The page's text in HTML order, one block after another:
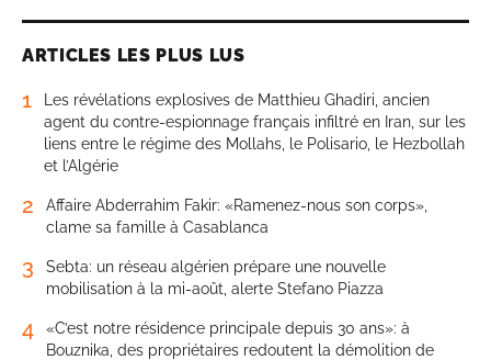
ARTICLES LES PLUS LUS
1
Les révélations explosives de Matthieu Ghadiri, ancien
agent du contre-espionnage français infiltré en Iran, sur les
liens entre le régime des Mollahs, le Polisario, le Hezbollah
et l’Algérie
2
Affaire Abderrahim Fakir: «Ramenez-nous son corps»,
clame sa famille à Casablanca
3
Sebta: un réseau algérien prépare une nouvelle
mobilisation à la mi-août, alerte Stefano Piazza
4
«C’est notre résidence principale depuis 30 ans»: à
Bouznika, des propriétaires redoutent la démolition de